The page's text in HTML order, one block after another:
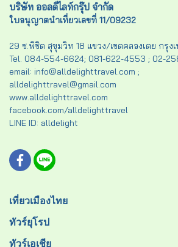
บริษัท ออลดีไลท์กรุ๊ป จำกัด
ใบอนุญาตนำเที่ยวเลขที่ 11/09232
29 ซ.พิชิต สุขุมวิท 18 แขวง/เขตคลองเตย กรุงเ
Tel. 084-554-6624; 081-622-4553 ; 02-
email: info@alldelighttravel.com ;
alldelighttravel@gmail.com
www.alldelighttravel.com
facebook.com/alldelighttravel
LINE ID: alldelight
เที่ยวเมืองไทย
ทัวร์ยุโรป
ทัวร์เอเชีย